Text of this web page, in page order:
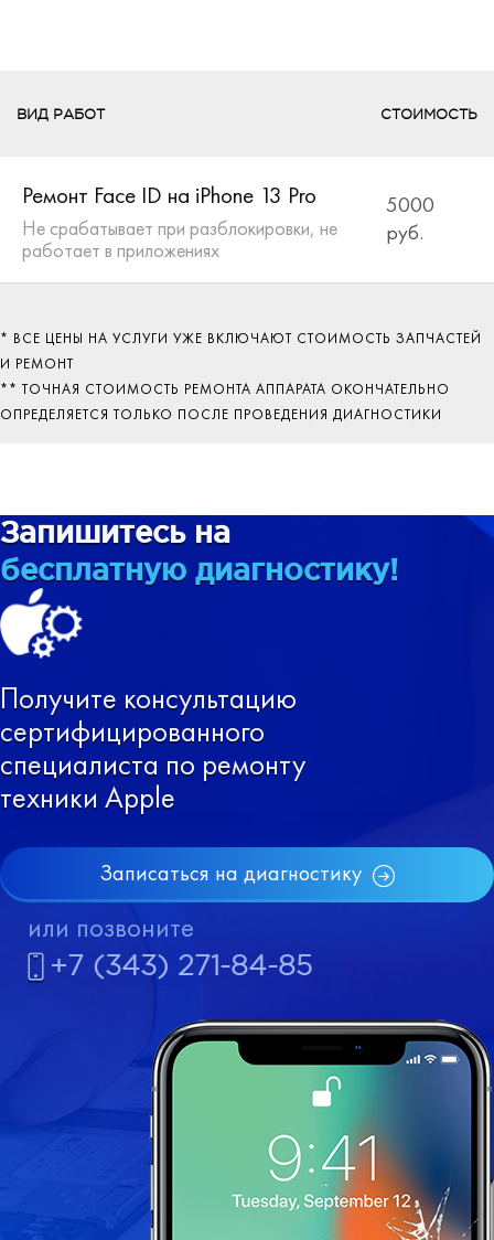
ВИД РАБОТ СТОИМОСТЬ
Ремонт Face ID на iPhone 13 Pro
Не срабатывает при разблокировки, не
работает в приложениях
5000
руб.
* ВСЕ ЦЕНЫ НА УСЛУГИ УЖЕ ВКЛЮЧАЮТ СТОИМОСТЬ ЗАПЧАСТЕЙ
И РЕМОНТ
** ТОЧНАЯ СТОИМОСТЬ РЕМОНТА АППАРАТА ОКОНЧАТЕЛЬНО
ОПРЕДЕЛЯЕТСЯ ТОЛЬКО ПОСЛЕ ПРОВЕДЕНИЯ ДИАГНОСТИКИ
Запишитесь на
бесплатную диагностику!
Получите консультацию
сертифицированного
специалиста по ремонту
техники Apple
Записаться на диагностику
или позвоните
+7 (343) 271-84-85